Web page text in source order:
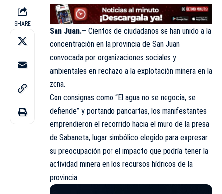
SHARE
San Juan.– Cientos de ciudadanos se han unido a la
concentración en la provincia de San Juan
convocada por organizaciones sociales y
ambientales en rechazo a la explotación minera en la
zona.
Con consignas como “El agua no se negocia, se
defiende” y portando pancartas, los manifestantes
emprendieron el recorrido hacia el muro de la presa
de Sabaneta, lugar simbólico elegido para expresar
su preocupación por el impacto que podría tener la
actividad minera en los recursos hídricos de la
provincia.